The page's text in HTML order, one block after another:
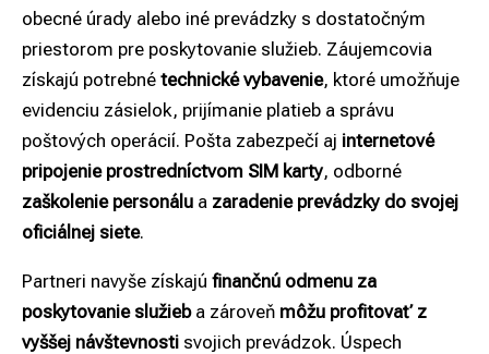
obecné úrady alebo iné prevádzky s dostatočným
priestorom pre poskytovanie služieb. Záujemcovia
získajú potrebné technické vybavenie, ktoré umožňuje
evidenciu zásielok, prijímanie platieb a správu
poštových operácií. Pošta zabezpečí aj internetové
pripojenie prostredníctvom SIM karty, odborné
zaškolenie personálu a zaradenie prevádzky do svojej
oficiálnej siete.
Partneri navyše získajú finančnú odmenu za
poskytovanie služieba zároveň môžu profitovať z
vyššej návštevnosti svojich prevádzok. Úspech